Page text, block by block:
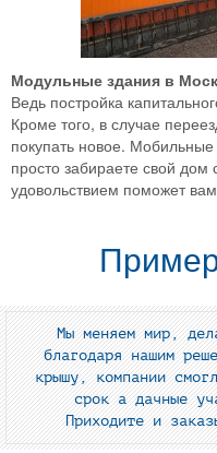
Модульные здания в
Ведь постройка
Кроме того, в случае
покупать новое.
просто забираете свой
удовольствием поможет
Мы меняем мир,
благодаря нашим
крышу, компании
срок а дачные
Приходите и